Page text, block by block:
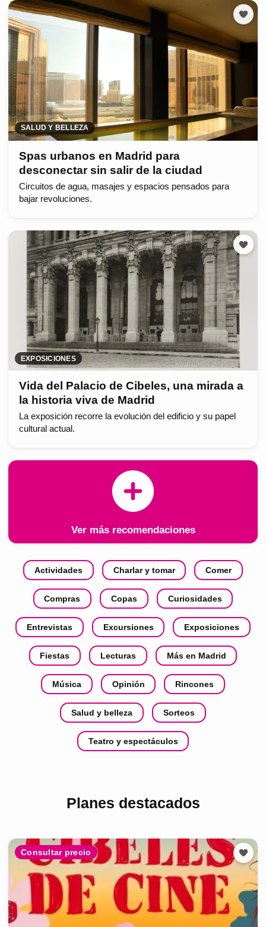
SALUD Y BELLEZA
Spas urbanos en Madrid para
desconectar sin salir de la ciudad
Circuitos de agua, masajes y espacios pensados para
bajar revoluciones.
EXPOSICIONES
Vida del Palacio de Cibeles, una mirada a
la historia viva de Madrid
La exposición recorre la evolución del edificio y su papel
cultural actual.
Ver más recomendaciones
Actividades Charlar y tomar Comer
Compras Copas Curiosidades
Entrevistas Excursiones Exposiciones
Fiestas Lecturas Más en Madrid
Música Opinión Rincones
Salud y belleza Sorteos
Teatro y espectáculos
Planes destacados
Consultar precio